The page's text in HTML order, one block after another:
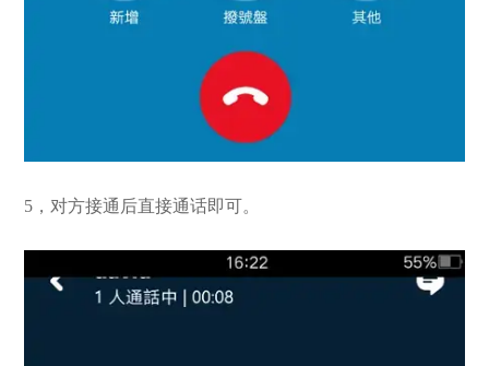
5，对方接通后直接通话即可。